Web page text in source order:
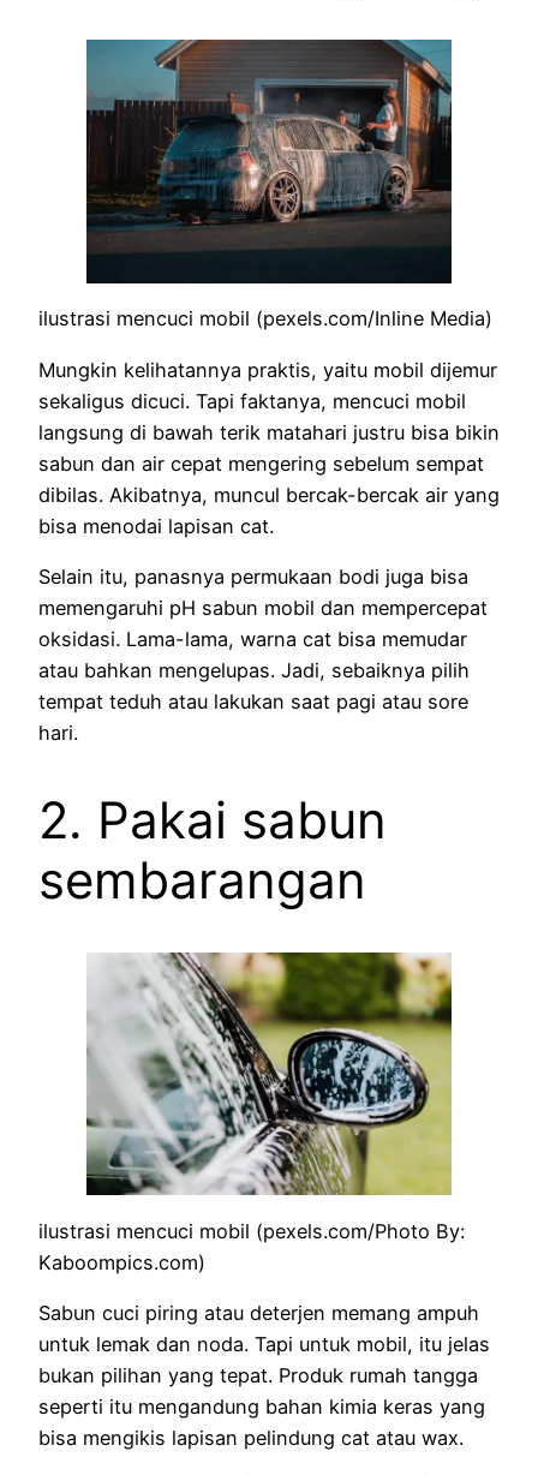
ilustrasi mencuci mobil (pexels.com/Inline Media)
Mungkin kelihatannya praktis, yaitu mobil dijemur
sekaligus dicuci. Tapi faktanya, mencuci mobil
langsung di bawah terik matahari justru bisa bikin
sabun dan air cepat mengering sebelum sempat
dibilas. Akibatnya, muncul bercak-bercak air yang
bisa menodai lapisan cat.
Selain itu, panasnya permukaan bodi juga bisa
memengaruhi pH sabun mobil dan mempercepat
oksidasi. Lama-lama, warna cat bisa memudar
atau bahkan mengelupas. Jadi, sebaiknya pilih
tempat teduh atau lakukan saat pagi atau sore
hari.
2. Pakai sabun
sembarangan
ilustrasi mencuci mobil (pexels.com/Photo By:
Kaboompics.com)
Sabun cuci piring atau deterjen memang ampuh
untuk lemak dan noda. Tapi untuk mobil, itu jelas
bukan pilihan yang tepat. Produk rumah tangga
seperti itu mengandung bahan kimia keras yang
bisa mengikis lapisan pelindung cat atau wax.